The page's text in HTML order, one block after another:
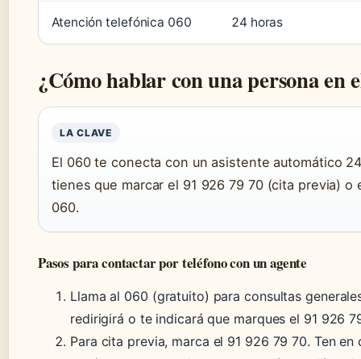
Atención telefónica 060 24 horas
¿Cómo hablar con una persona en
LA CLAVE
El 060 te conecta con un asistente automático
tienes que marcar el 91 926 79 70 (cita previa)
060.
Pasos para contactar por teléfono con un agente
Llama al 060 (gratuito) para consultas
redirigirá o te indicará que marques el 91 926
Para cita previa, marca el 91 926 79 70. Ten